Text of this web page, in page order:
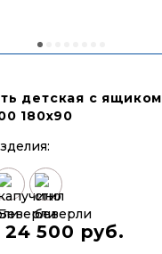
детская с ящиком
180х90
24 500 руб.